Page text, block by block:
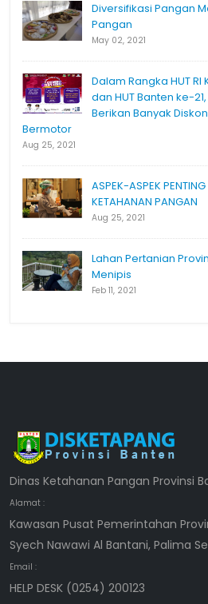
Diversifikasi Pangan
Pangan
May 02, 2021
Dalam Rangka HUT
dan HUT Banten ke-
Berikan Banyak
Bermotor
Aug 25, 2021
ASPEK-ASPEK
KETAHANAN PANGAN
Aug 25, 2021
Lahan Pertanian
Menipis
Feb 11, 2021
Dinas Ketahanan Pangan Provinsi
Alamat :
Kawasan Pusat Pemerintahan
Syech Nawawi Al Bantani, Palima
Email :
HELP DESK (0254) 200123